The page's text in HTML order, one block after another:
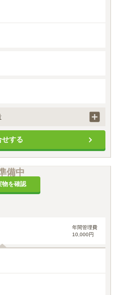
家紋等）が含まれます。
せする
備中
物を確認
年間管理費
10,000円